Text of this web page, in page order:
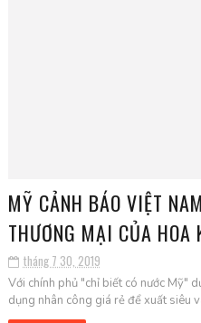
MỸ CẢNH BÁO VIỆT
THƯƠNG MẠI CỦA HOA
tháng 7 30, 2019
Với chính phủ "chỉ biết có nước Mỹ"
dụng nhân công giá rẻ để xuất siêu